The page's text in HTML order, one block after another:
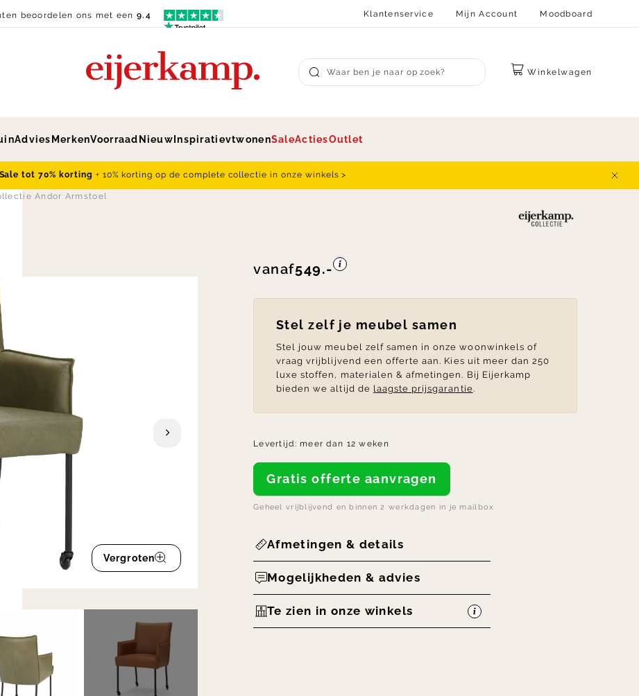
beoordelen ons met een9.4 Klantenservice Mijn Account Moodboard
Submit search
Winkelwagen
Advies MerkenVoorraad Nieuw InspiratievtwonenSaleActiesOutlet
Sale tot 70% korting + 10% korting op de complete collectie in onze winkels >
Andor Armstoel
Vergroten
vanaf549.-
Stel zelf je meubel samen
Stel jouw meubel zelf samen in onze woonwinkels of
vraag vrijblijvend een offerte aan. Kies uit meer dan 250
luxe stoffen, materialen & afmetingen. Bij Eijerkamp
bieden we altijd de laagste prijsgarantie.
Levertijd: meer dan 12 weken
Gratis offerte aanvragen
Geheel vrijblijvend en binnen 2 werkdagen in je mailbox
Afmetingen & details
Mogelijkheden & advies
Te zien in onze winkels